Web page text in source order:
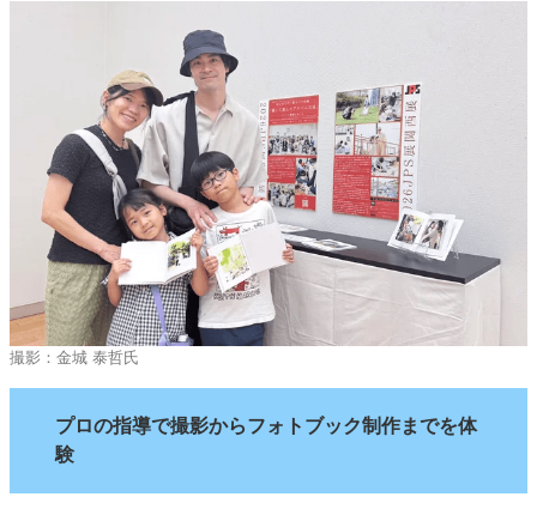
JFPI印刷用語集
会社案内
購読・購入申し込み
サイトポリシー
お問い合わせ
撮影：金城 泰哲氏
プロの指導で撮影からフォトブック制作までを体
験